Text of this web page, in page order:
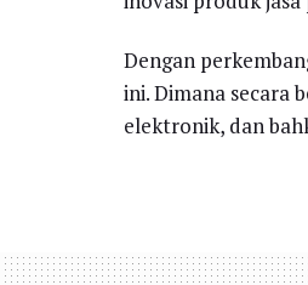
Dengan
ini. Dimana secara
elektronik, dan